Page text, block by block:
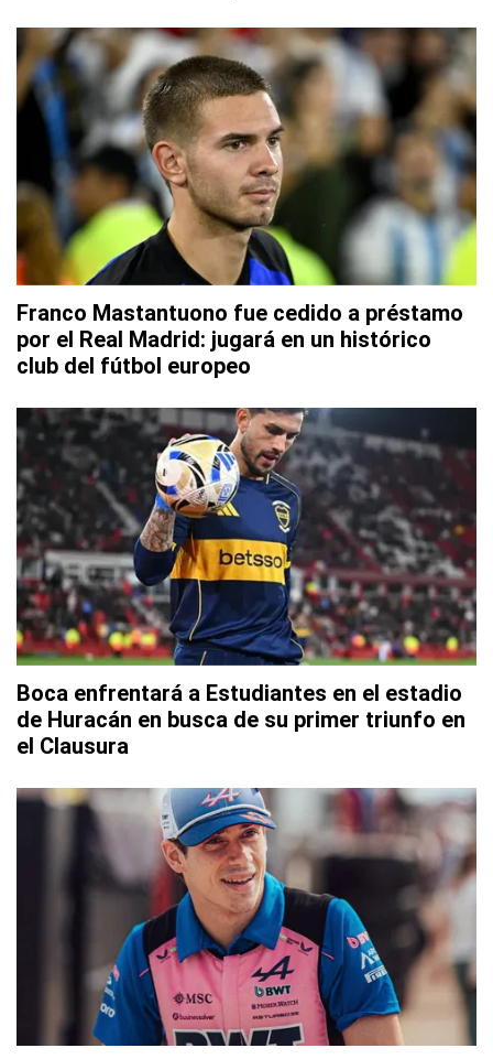
Franco Mastantuono fue cedido a préstamo
por el Real Madrid: jugará en un histórico
club del fútbol europeo
Boca enfrentará a Estudiantes en el estadio
de Huracán en busca de su primer triunfo en
el Clausura